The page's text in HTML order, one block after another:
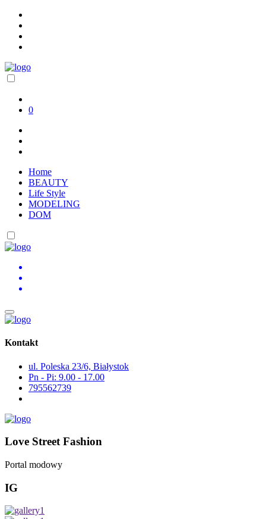
0
Home
BEAUTY
Life Style
MODELING
DOM
Kontakt
ul. Poleska 23/6, Białystok
Pn - Pi: 9.00 - 17.00
795562739
Love Street Fashion
Portal modowy
IG